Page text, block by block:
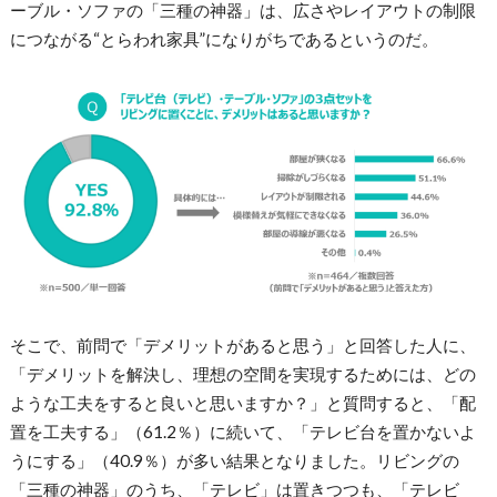
ーブル・ソファの「三種の神器」は、広さやレイアウトの制限
につながる“とらわれ家具”になりがちであるというのだ。
そこで、前問で「デメリットがあると思う」と回答した人に、
「デメリットを解決し、理想の空間を実現するためには、どの
ような工夫をすると良いと思いますか？」と質問すると、「配
置を工夫する」（61.2％）に続いて、「テレビ台を置かないよ
うにする」（40.9％）が多い結果となりました。リビングの
「三種の神器」のうち、「テレビ」は置きつつも、「テレビ